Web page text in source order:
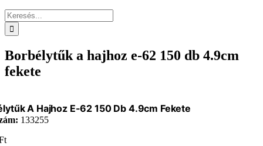
Keresés...
Borbélytűk a hajhoz e-62 150 db 4.9cm
fekete
A Hajhoz E-62 150 Db 4.9cm Fekete
133255